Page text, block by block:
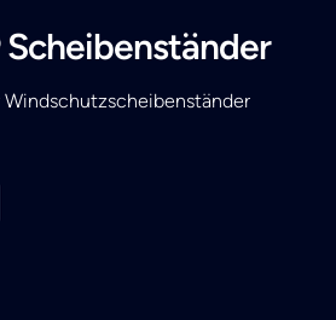
Scheibenständer
Windschutzscheibenständer